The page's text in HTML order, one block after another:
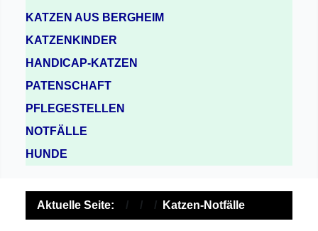
KATZEN AUS BERGHEIM
KATZENKINDER
HANDICAP-KATZEN
PATENSCHAFT
PFLEGESTELLEN
NOTFÄLLE
HUNDE
Aktuelle Seite: Katzen-Notfälle